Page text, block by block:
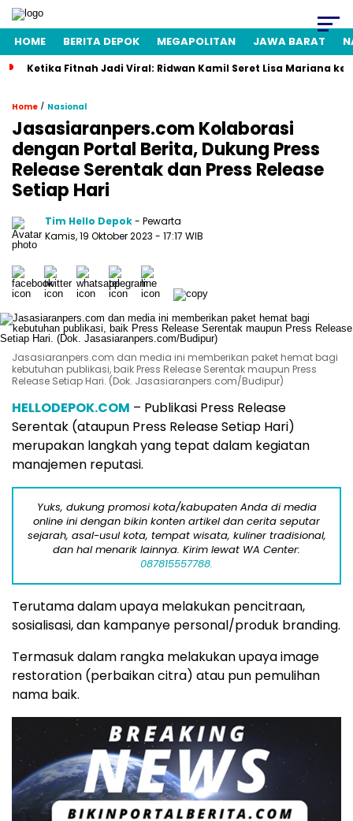
HOME BERITA DEPOK MEGAPOLITAN JAWA BARAT
Ketika Fitnah Jadi Viral: Ridwan Kamil Seret Lisa Mariana ke
Home / Nasional
Jasasiaranpers.com Kolaborasi
dengan Portal Berita, Dukung Press
Release Serentak dan Press Release
Setiap Hari
Tim Hello Depok- Pewarta
Kamis, 19 Oktober 2023 - 17:17 WIB
Jasasiaranpers.com dan media ini memberikan paket hemat bagi
kebutuhan publikasi, baik Press Release Serentak maupun Press
Release Setiap Hari. (Dok. Jasasiaranpers.com/Budipur)
HELLODEPOK.COM – Publikasi Press Release
Serentak (ataupun Press Release Setiap Hari)
merupakan langkah yang tepat dalam kegiatan
manajemen reputasi.
Yuks, dukung promosi kota/kabupaten Anda di media
online ini dengan bikin konten artikel dan cerita seputar
sejarah, asal-usul kota, tempat wisata, kuliner tradisional,
dan hal menarik lainnya. Kirim lewat WA Center:
087815557788.
Terutama dalam upaya melakukan pencitraan,
sosialisasi, dan kampanye personal/produk branding.
Termasuk dalam rangka melakukan upaya image
restoration (perbaikan citra) atau pun pemulihan
nama baik.